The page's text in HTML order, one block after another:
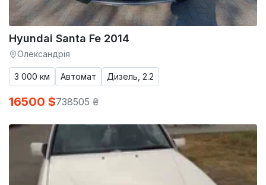
Hyundai Santa Fe 2014
Олександрія
3 000 км Автомат Дизель, 2.2
16500 $738505 ₴